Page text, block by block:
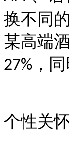
换不同
某高端
27% ，
个性关